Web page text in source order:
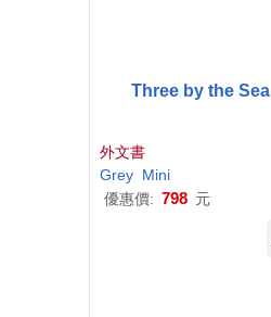
Three by the Sea
外文書
Grey Mini
優惠價: 798 元